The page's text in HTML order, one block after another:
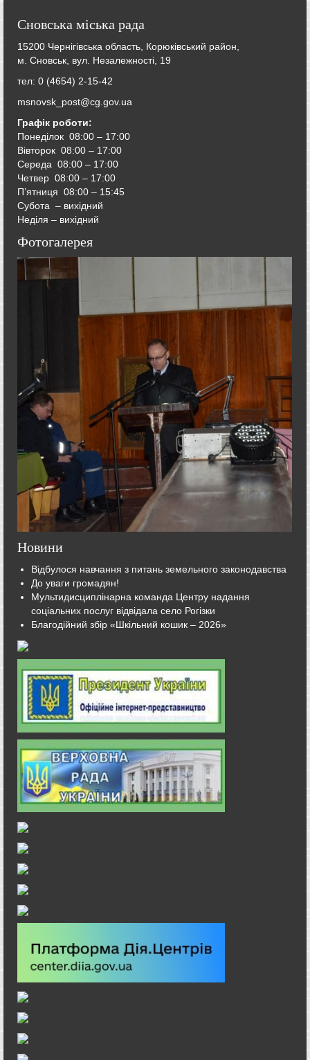
Сновська міська рада
15200 Чернігівська область, Корюківський район,
м. Сновськ, вул. Незалежності, 19
тел: 0 (4654) 2-15-42
msnovsk_post@cg.gov.ua
Графік роботи:
Понеділок 08:00 – 17:00
Вівторок 08:00 – 17:00
Середа 08:00 – 17:00
Четвер 08:00 – 17:00
П’ятниця 08:00 – 15:45
Субота – вихідний
Неділя – вихідний
Фотогалерея
Новини
Відбулося навчання з питань земельного законодавства
До уваги громадян!
Мультидисциплінарна команда Центру надання
соціальних послуг відвідала село Рогізки
Благодійний збір «Шкільний кошик – 2026»